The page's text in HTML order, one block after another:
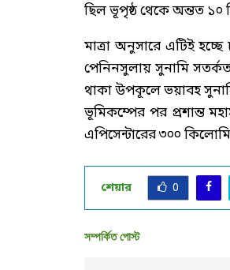
ছিল ভূপৃষ্ঠ থেকে অন্তত ১০
মাত্রা অনুসারে এটিই
পেনিনসুলায় সুনামি
থাকা উপকূলে ভয়াবহ
ভূমিকম্পের পর প্রশান্ত
এপিসেন্টারের ৩০০
শেয়ার 0
সম্পর্কিত পোস্ট